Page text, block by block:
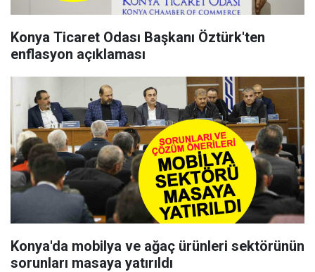
Konya Ticaret Odası Başkanı Öztürk'ten
enflasyon açıklaması
Konya'da mobilya ve ağaç ürünleri sektörünün
sorunları masaya yatırıldı